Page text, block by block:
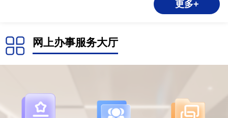
更多+
网上办事服务大厅